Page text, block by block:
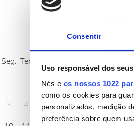
Consentir
Uso responsável dos
Nós e os nossos 1022
como os cookies para
personalizados, medição
preferência sobre quem
2026
Seg. Ter.
1
2
3
4 5 6 7 8
9